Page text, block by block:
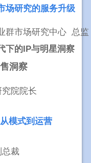
场研究的服务升级
群市场研究中心 总监
下的IP与明星洞察
与新零售洞察
院院长
模式到运营
裁